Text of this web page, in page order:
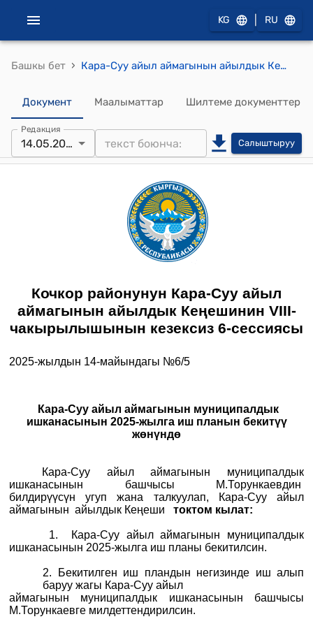
KG RU
Башкы бет › Кара-Суу айыл аймагынын айылдык Кеңешинин 2025-жылдын 14-майындагы "Кара-Суу айыл аймагынын муниципалдык ишканасынын 2025-жылга иш планын бекитүү жөнүндө" №6/5 токтому
Документ Маалыматтар Шилтеме документтер
Редакция
14.05.2025 Салыштыруу